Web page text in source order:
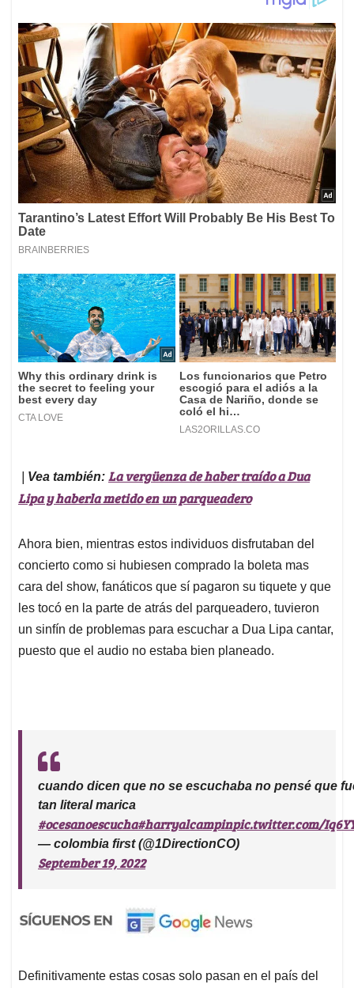
Vea también: La vergüenza de haber traído a Dua
Lipa y haberla metido en un parqueadero
Ahora bien, mientras estos individuos disfrutaban del
concierto como si hubiesen comprado la boleta mas
cara del show, fanáticos que sí pagaron su tiquete y que
les tocó en la parte de atrás del parqueadero, tuvieron
un sinfín de problemas para escuchar a Dua Lipa cantar,
puesto que el audio no estaba bien planeado.
cuando dicen que no se escuchaba no pensé que
tan literal marica
#ocesanoescucha#harryalcampinpic.twitter.com/
— colombia first (@1DirectionCO)
September 19, 2022
Definitivamente estas cosas solo pasan en el país del